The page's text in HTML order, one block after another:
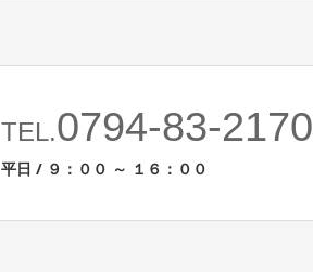
TEL.0794-83-2170
平日 / ９：００ ～ １６：００